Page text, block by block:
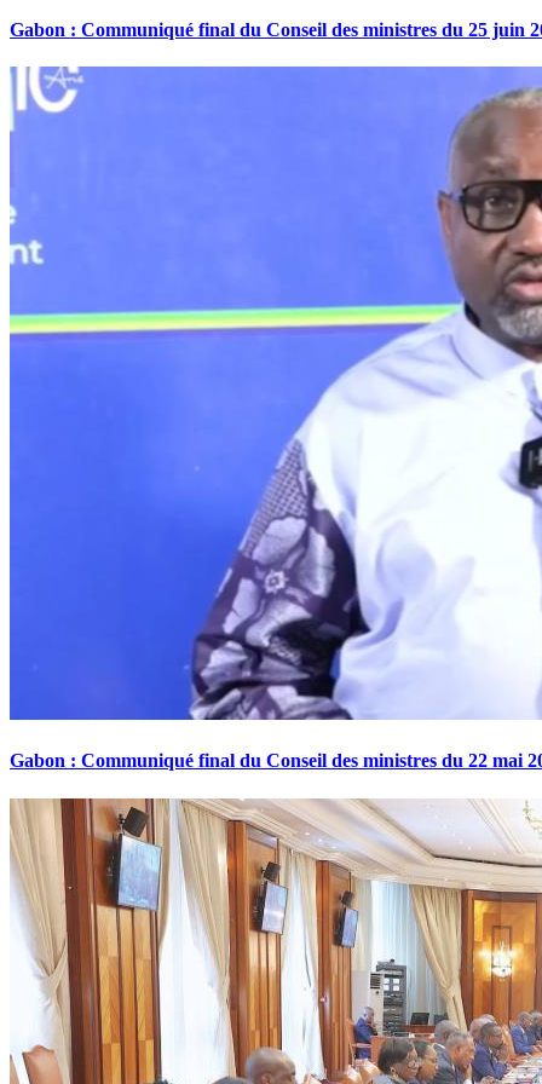
Gabon : Communiqué final du Conseil des ministres du 25 juin
Gabon : Communiqué final du Conseil des ministres du 22 mai